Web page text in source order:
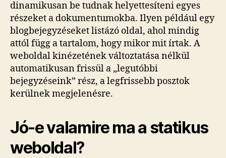
dinamikusan be tudnak helyettesíteni egyes
részeket a dokumentumokba. Ilyen például egy
blogbejegyzéseket listázó oldal, ahol mindig
attól függ a tartalom, hogy mikor mit írtak. A
weboldal kinézetének változtatása nélkül
automatikusan frissül a „legutóbbi
bejegyzéseink” rész, a legfrissebb posztok
kerülnek megjelenésre.
Jó-e valamire ma a statikus
weboldal?